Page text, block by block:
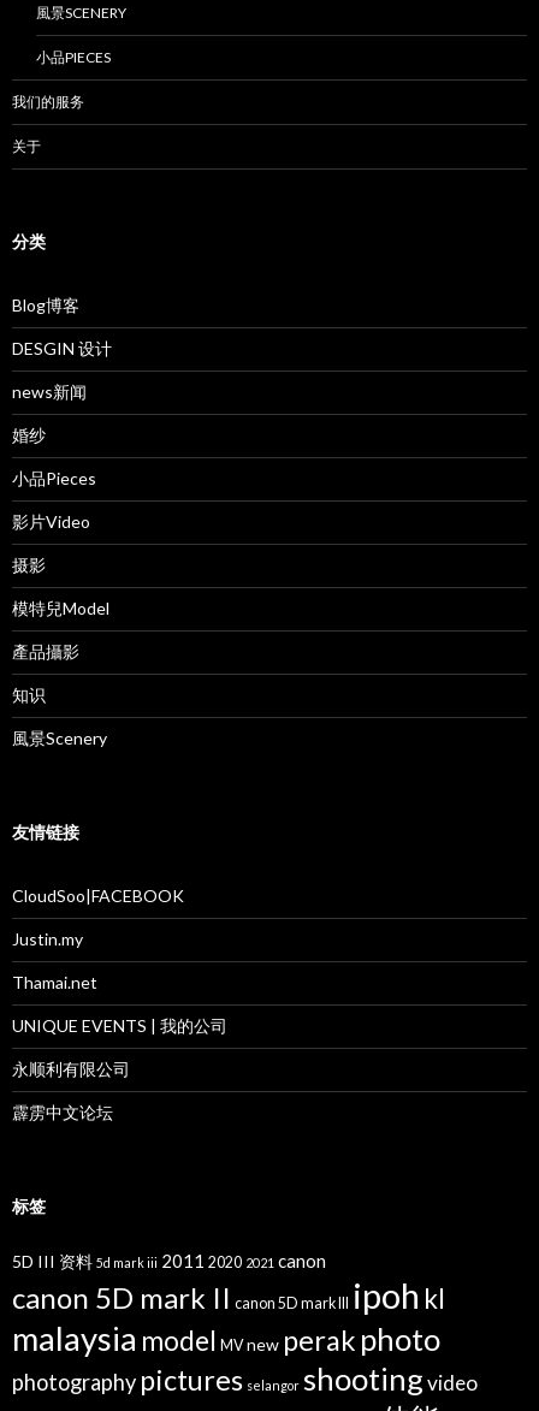
風景SCENERY
小品PIECES
我们的服务
关于
分类
Blog博客
DESGIN 设计
news新闻
婚纱
小品Pieces
影片Video
摄影
模特兒Model
產品攝影
知识
風景Scenery
友情链接
CloudSoo|FACEBOOK
Justin.my
Thamai.net
UNIQUE EVENTS | 我的公司
永顺利有限公司
霹雳中文论坛
标签
5D III 资料 5d mark iii 2011 2020 2021 canon
canon 5D mark II canon 5D mark III ipoh kl
malaysia model MV new perak photo
photography pictures selangor shootingvideo